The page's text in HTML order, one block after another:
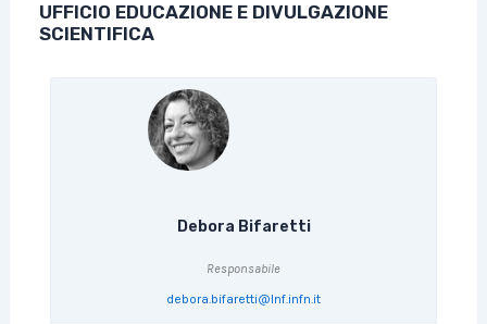
UFFICIO EDUCAZIONE E DIVULGAZIONE
SCIENTIFICA
Debora Bifaretti
Responsabile
debora.bifaretti@lnf.infn.it